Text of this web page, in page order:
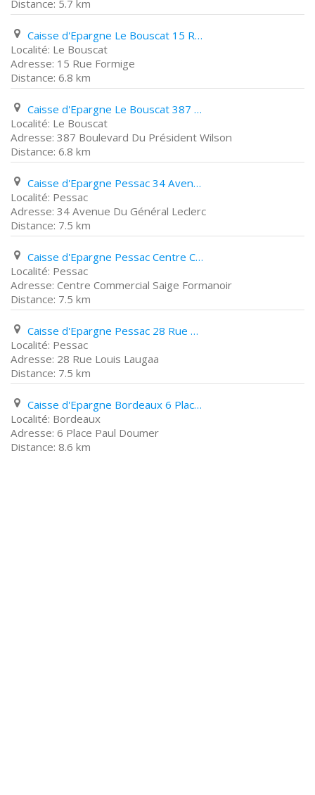
5.7 km
Caisse d'Epargne Le Bouscat 15 Rue Formige
Le Bouscat
15 Rue Formige
6.8 km
Caisse d'Epargne Le Bouscat 387 Boulevard Du Président Wilson
Le Bouscat
387 Boulevard Du Président Wilson
6.8 km
Caisse d'Epargne Pessac 34 Avenue Du Général Leclerc
Pessac
34 Avenue Du Général Leclerc
7.5 km
Caisse d'Epargne Pessac Centre Commercial Saige Formanoir
Pessac
Centre Commercial Saige Formanoir
7.5 km
Caisse d'Epargne Pessac 28 Rue Louis Laugaa
Pessac
28 Rue Louis Laugaa
7.5 km
Caisse d'Epargne Bordeaux 6 Place Paul Doumer
Bordeaux
6 Place Paul Doumer
8.6 km